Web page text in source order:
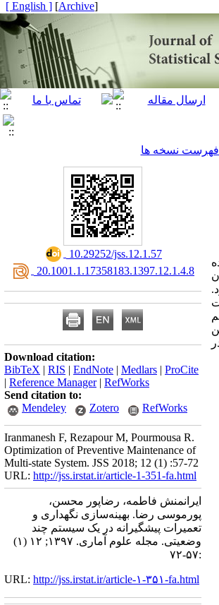
[
Archive
]
[ English ]
نسخه ها
‎ 10.29252/jss.12.1.57
‎ 20.1001.1.17358183.1397.12.1.4.8
Download citation:
BibTeX | RIS | EndNote | Medlars | ProCite
| Reference Manager| RefWorks
Send citation to:
Mendeley
Zotero RefWorks
Iranmanesh F, Rezapour M, Pourmousa R.
Optimization of Preventive Maintenance of
Multi-state System. JSS 2018; 12 (1) :57-72
URL: http://jss.irstat.ir/article-1-351-fa.html
ایرانمنش فاطمه، رضاپور محسن،
پورموسی رضا. بهینه‌سازی نگهداری و
تعمیرات پیشگیرانه در یک سیستم چند
وضعیتی. مجله علوم آماری. ۱۳۹۷; ۱۲ (۱)
:۵۷-۷۲
URL: http://jss.irstat.ir/article-۱-۳۵۱-fa.html